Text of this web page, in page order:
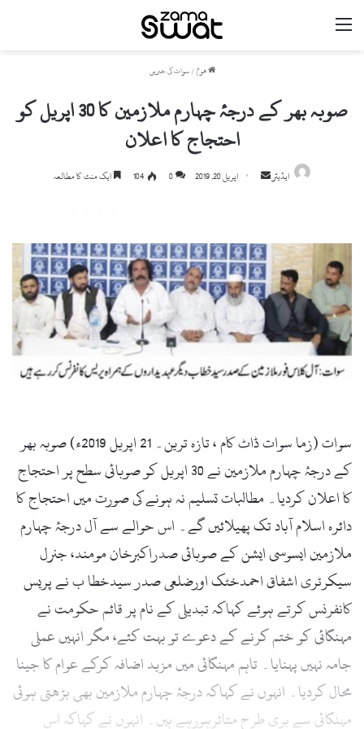
ھوم / سوات کی خبریں
صوبہ بھر کے درجۂ چہارم ملازمین کا 30 اپریل کو
احتجاج کا اعلان
ایڈیٹر
a
n
e
a
l
اپریل 20, 2019 0
104 ایک منٹ کا مطالعہ
سوات (زما سوات ڈاٹ کام ، تازہ ترین۔ 21 اپریل 2019ء)
صوبہ بھر
کے درجۂ چہارم ملازمین نے 30 اپریل کو صوبائی سطح پر احتجاج
کا اعلان کردیا۔ مطالبات تسلیم نہ ہونے کی صورت میں احتجاج کا
دائرہ اسلام آباد تک پھیلائیں گے۔ اس حوالے سے آل درجۂ چہارم
ملازمین ایسوسی ایشن کے صوبائی صدراکبرخان مومند، جنرل
سیکرٹری اشفاق احمدخٹک اورضلعی صدر سیدخطا ب نے پریس
کانفرنس کرتے ہوئے کہاکہ تبدیلی کے نام پر قائم حکومت نے
مہنگائی کو ختم کرنے کے دعوے تو بہت کئے، مگر انہیں عملی
جامہ نہیں پہنایا۔ تاہم مہنگائی میں مزید اضافہ کرکے عوام کا جینا
محال کردیا۔ انہوں نے کہاکہ درجۂ چہارم ملازمین بھی بڑھتی ہوئی
مہنگائی سے بری طرح متاثرہورہے ہیں۔ انہوں نے کہاکہ اس